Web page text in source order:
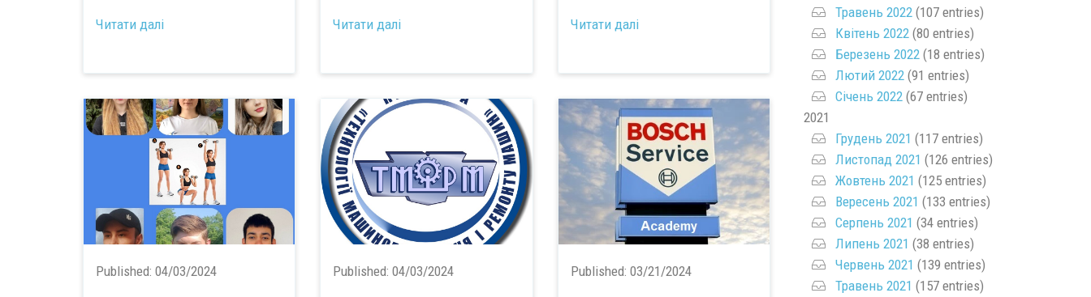
Читати далі Читати далі Читати далі
Published: 04/03/2024 Published:04/03/2024 Published: 03/21/2024
Травень 2022(107 entries)
Квітень 2022(80 entries)
Березень 2022(18 entries)
Лютий 2022(91 entries)
Січень 2022(67 entries)
2021
Грудень 2021 (117 entries)
Листопад 2021 (126 entries)
Жовтень 2021 (125 entries)
Вересень 2021 (133 entries)
Серпень 2021 (34 entries)
Липень 2021 (38 entries)
Червень 2021 (139 entries)
Травень 2021 (157 entries)